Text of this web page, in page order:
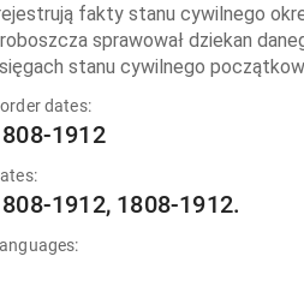
fakty stanu cywilnego
sprawował dziekan
stanu cywilnego
dates:
1912
1912, 1808-1912.